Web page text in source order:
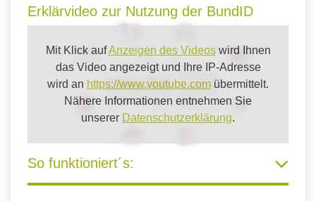
Erklärvideo zur Nutzung der BundID
Mit Klick aufAnzeigen des Videoswird Ihnen
das Video angezeigt und Ihre IP-Adresse
wird an https://www.youtube.com übermittelt.
Nähere Informationen entnehmen Sie
unserer Datenschutzerklärung.
So funktioniert´s: